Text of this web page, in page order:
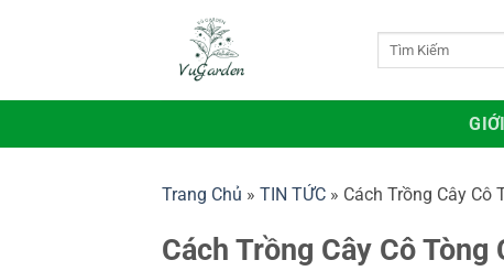
dung
Trang Chủ » TIN TỨC » Cách Trồng Cây Cô
Cách Trồng Cây Cô